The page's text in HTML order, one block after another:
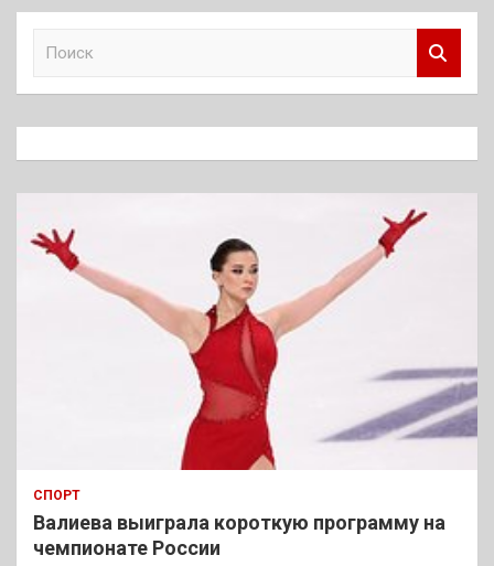
к
СПОРТ
Валиева выиграла короткую программу на
чемпионате России